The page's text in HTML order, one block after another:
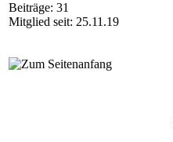
Beiträge: 31
Mitglied seit: 25.11.19